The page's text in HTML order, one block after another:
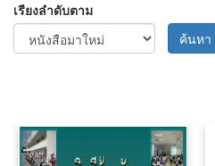
เรียงลำดับตาม
ค้นหา